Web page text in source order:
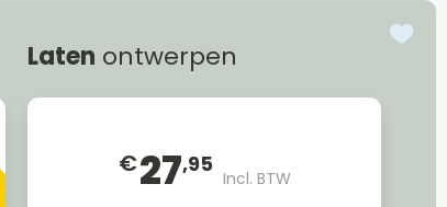
Laten ontwerpen
€27,95
Incl. BTW